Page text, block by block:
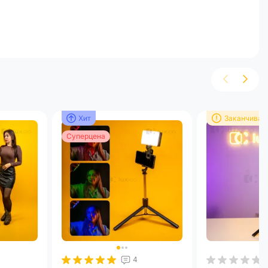
пульта читайтев инструкции от LUX100
Да
Хит
Суперцена
Хит
Суперцена
4